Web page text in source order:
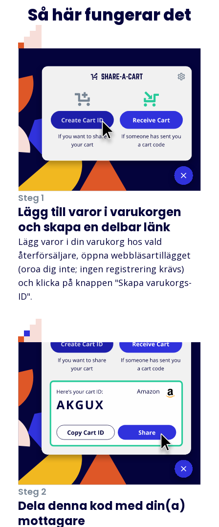
Så här fungerar det
Steg 1
Lägg till varor i varukorgen
och skapa en delbar länk
Lägg varor i din varukorg hos vald
återförsäljare, öppna webbläsartillägget
(oroa dig inte; ingen registrering krävs)
och klicka på knappen "Skapa varukorgs-
ID".
Steg 2
Dela denna kod med din(a)
mottagare